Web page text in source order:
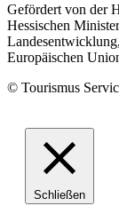
Gefördert von der
Hessischen
Europäischen
© Tourismus
Schließen